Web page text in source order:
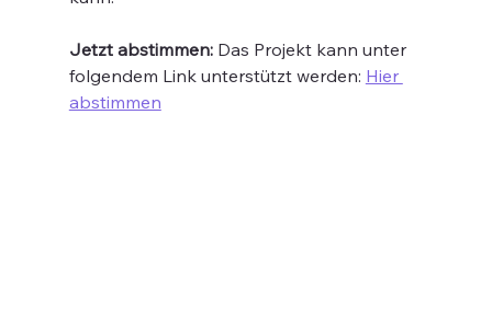
Jetzt abstimmen: Das Projekt kann unter
folgendem Link unterstützt werden: Hier
abstimmen